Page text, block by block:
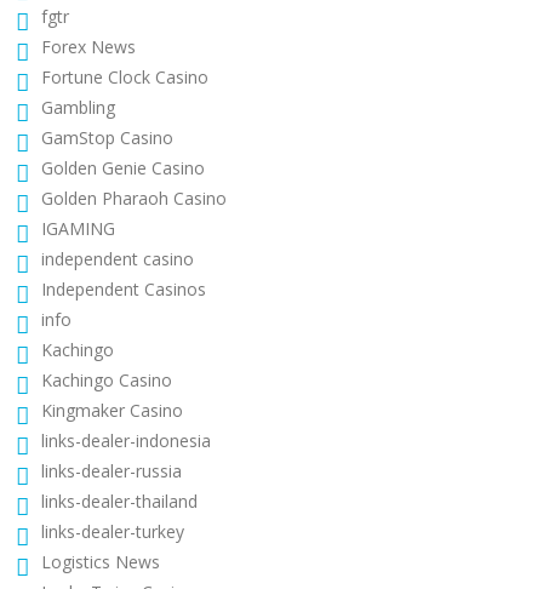
fgtr
Forex News
Fortune Clock Casino
Gambling
GamStop Casino
Golden Genie Casino
Golden Pharaoh Casino
IGAMING
independent casino
Independent Casinos
info
Kachingo
Kachingo Casino
Kingmaker Casino
links-dealer-indonesia
links-dealer-russia
links-dealer-thailand
links-dealer-turkey
Logistics News